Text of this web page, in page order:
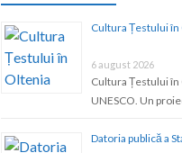
Cultura Țestului în
6 august 2026
Cultura Țestului
UNESCO. Un
Datoria publică a